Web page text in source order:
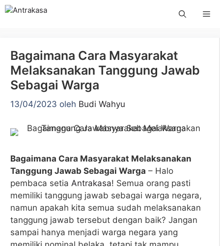
Langsung
Bagaimana Cara Masyarakat
Melaksanakan Tanggung Jawab
Sebagai Warga
13/04/2023 oleh Budi Wahyu
Bagaimana Cara Masyarakat Melaksanakan
Tanggung Jawab Sebagai Warga – Halo
pembaca setia Antrakasa! Semua orang pasti
memiliki tanggung jawab sebagai warga negara,
namun apakah kita semua sudah melaksanakan
tanggung jawab tersebut dengan baik? Jangan
sampai hanya menjadi warga negara yang